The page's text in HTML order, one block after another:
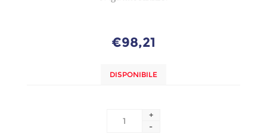
€98,21
DISPONIBILE
+
-